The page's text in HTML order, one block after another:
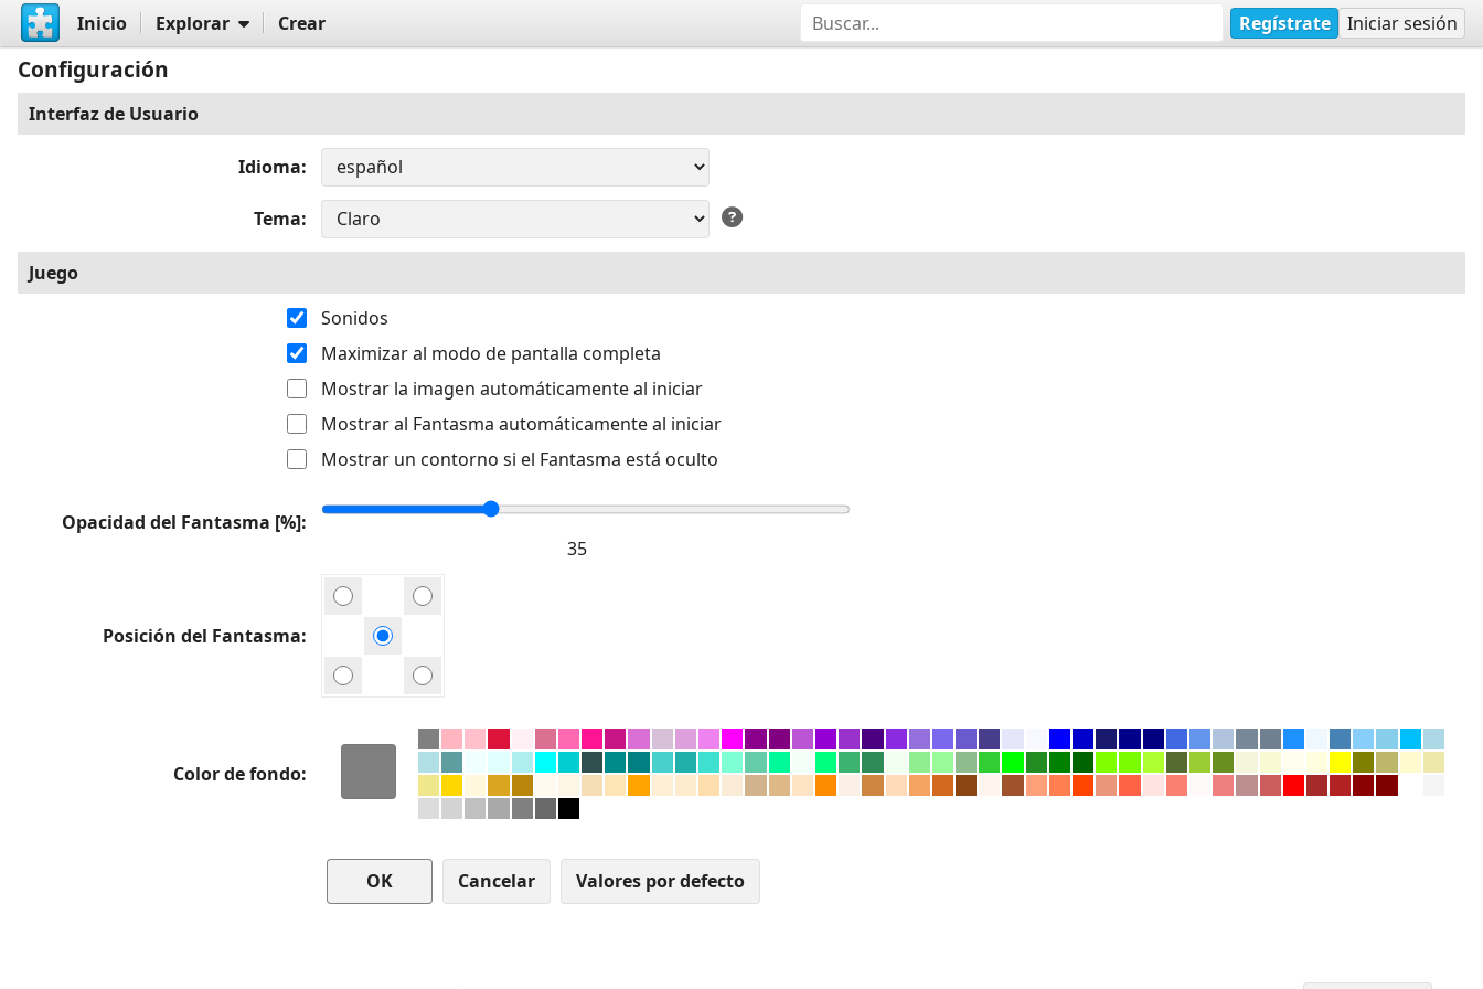
Inicio Explorar Crear Regístrate Iniciar sesión
Configuración
Interfaz de Usuario
Idioma
Tema
Juego
Sonidos
Maximizar al modo de pantalla completa
Mostrar la imagen automáticamente al iniciar
Mostrar al Fantasma automáticamente al iniciar
Mostrar un contorno si el Fantasma está oculto
Opacidad del Fantasma [%]
Posición del Fantasma
Color de fondo
Cancelar